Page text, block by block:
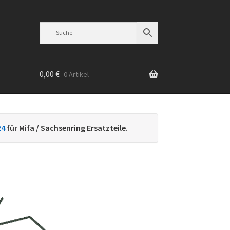
0,00 € 0 Artikel
für Mifa / Sachsenring Ersatzteile.